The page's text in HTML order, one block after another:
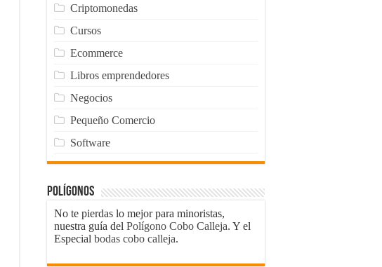
Criptomonedas
Cursos
Ecommerce
Libros emprendedores
Negocios
Pequeño Comercio
Software
Polígonos
No te pierdas lo mejor para minoristas,
nuestra guía del Polígono Cobo Calleja. Y el
Especial bodas cobo calleja.